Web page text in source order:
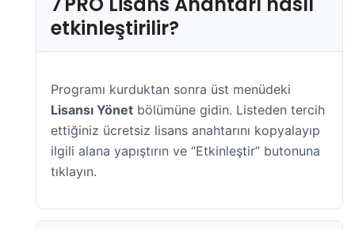
etkinleştirilir?
Programı kurduktan sonra üst menüdeki
Lisansı Yönet bölümüne gidin. Listeden tercih
ettiğiniz ücretsiz lisans anahtarını kopyalayıp
ilgili alana yapıştırın ve “Etkinleştir” butonuna
tıklayın.